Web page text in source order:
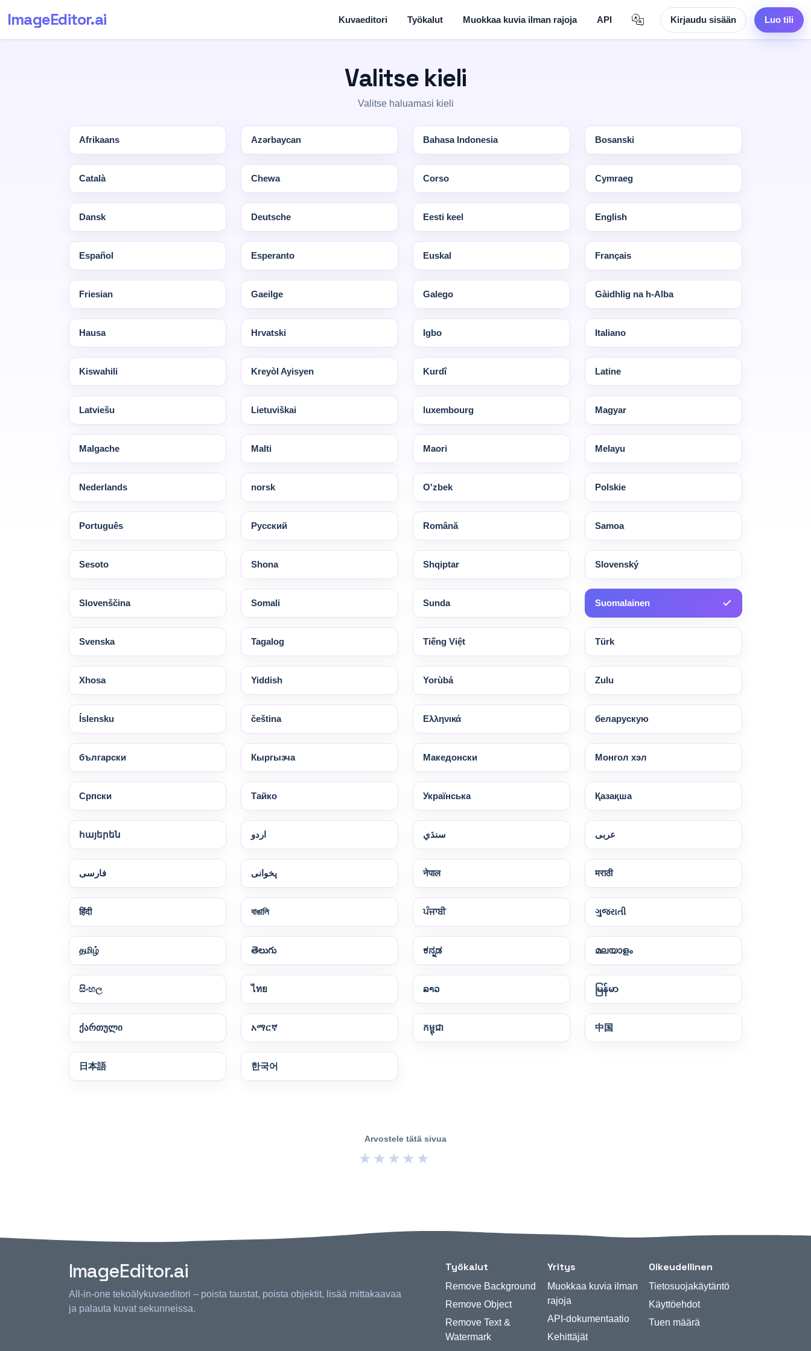
ImageEditor.ai Kuvaeditori Työkalut Muokkaa kuvia ilman rajoja API Kirjaudu sisään Luo tili
Valitse kieli
Valitse haluamasi kieli
Afrikaans Azərbaycan Bahasa Indonesia Bosanski
Català Chewa Corso Cymraeg
Dansk Deutsche Eesti keel English
Español Esperanto Euskal Français
Friesian Gaeilge Galego Gàidhlig na h-Alba
Hausa Hrvatski Igbo Italiano
Kiswahili Kreyòl Ayisyen Kurdî Latine
Latviešu Lietuviškai luxembourg Magyar
Malgache Malti Maori Melayu
Nederlands norsk O'zbek Polskie
Português Pусский Română Samoa
Sesoto Shona Shqiptar Slovenský
Slovenščina Somali Sunda Suomalainen
Svenska Tagalog Tiếng Việt Türk
Xhosa Yiddish Yorùbá Zulu
Íslensku čeština Ελληνικά беларускую
български Кыргызча Македонски Монгол хэл
Српски Тайко Українська Қазақша
հայերեն اردو سنڌي عربى
فارسی پخوانی नेपाल मराठी
हिंदी বাঙালি ਪੰਜਾਬੀ ગુજરાતી
தமிழ் తెలుగు ಕನ್ನಡ മലയാളം
සිංහල ไทย ລາວ မြန်မာ
ქართული አማርኛ កម្ពុជា 中国
日本語 한국어
Arvostele tätä sivua
★ ★ ★ ★ ★
ImageEditor.ai
All-in-one tekoälykuvaeditori – poista taustat, poista objektit, lisää mittakaavaa
ja palauta kuvat sekunneissa.
Työkalut
Remove Background
Remove Object
Remove Text &
Watermark
Yritys
Muokkaa kuvia ilman
rajoja
API-dokumentaatio
Kehittäjät
Oikeudellinen
Tietosuojakäytäntö
Käyttöehdot
Tuen määrä